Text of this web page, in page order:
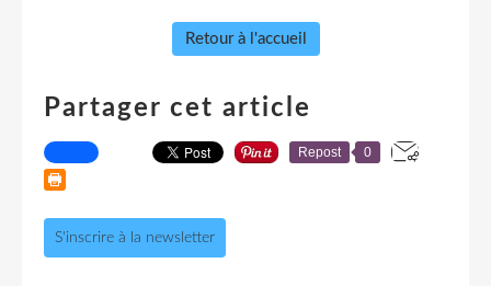
Retour à l'accueil
Partager cet article
Repost 0
S'inscrire à la newsletter